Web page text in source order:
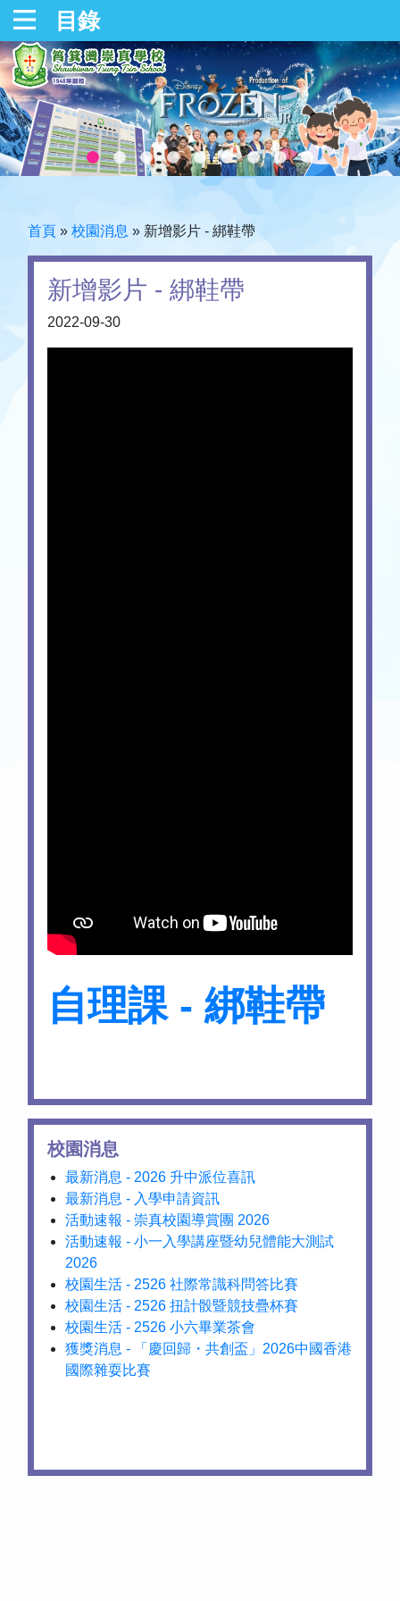
目錄
首頁 » 校園消息 » 新增影片 - 綁鞋帶
新增影片 - 綁鞋帶
2022-09-30
自理課 - 綁鞋帶
校園消息
最新消息 - 2026 升中派位喜訊
最新消息 - 入學申請資訊
活動速報 - 崇真校園導賞團 2026
活動速報 - 小一入學講座暨幼兒體能大測試
2026
校園生活 - 2526 社際常識科問答比賽
校園生活 - 2526 扭計骰暨競技疊杯賽
校園生活 - 2526 小六畢業茶會
獲獎消息 - 「慶回歸・共創盃」2026中國香港
國際雜耍比賽